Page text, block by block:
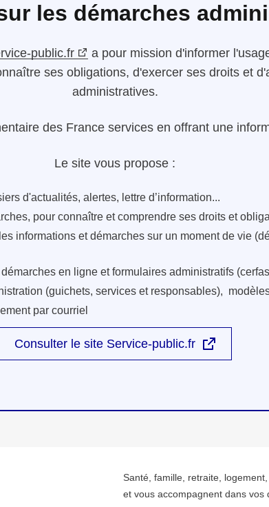
les démarches
public.fr
a pour mission d'informer
ses obligations, d'exercer ses droits et
administratives.
des France services en offrant une
Le site vous propose :
d'actualités, alertes, lettre d’information...
pour connaître et comprendre ses droits et
informations et démarches sur un moment de vie
en ligne et formulaires administratifs
(guichets, services et responsables),
par courriel
Consulter le site Service-public.fr
Santé, famille, retraite,
et vous accompagnent dans